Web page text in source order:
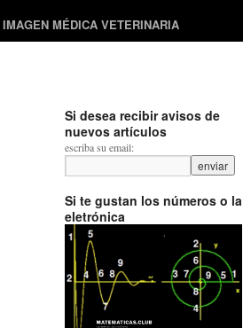
MÉDICA VETERINARIA
Si desea recibir avisos de
nuevos artículos
escriba su email:
Si te gustan los números o la
eletrónica